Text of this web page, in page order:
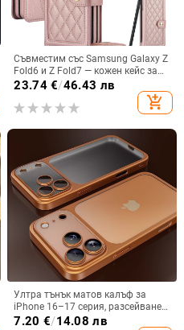
Съвместим със Samsung Galaxy Z
Fold6 и Z Fold7 — кожен кейс за
телефон с слот за стилус,
сгъваем дизайн, елегантен стил, с
каишка за китката, за дами
23.74€/46.43 лв
add_shopping_cart
Ултра тънък матов калъф за
iPhone 16–17 серия, разсейване
на топлината, пълно покритие,
7.20 €/14.08 лв